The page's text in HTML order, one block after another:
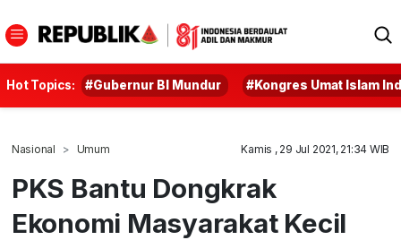
Hot Topics: #Gubernur BI Mundur #Kongres Umat Islam
Nasional Umum Kamis , 29 Jul 2021, 21:34 WIB
PKS Bantu Dongkrak
Ekonomi Masyarakat Kecil